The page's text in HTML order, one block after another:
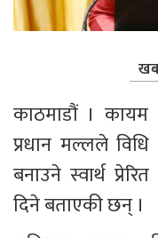
काठमाडौं । कायम
प्रधान मल्लले
बनाउने स्वार्थ
दिने बताएकी छन् ।